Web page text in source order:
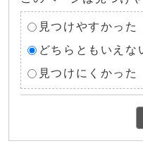
見つけやすかった
どちらともいえな
見つけにくかった